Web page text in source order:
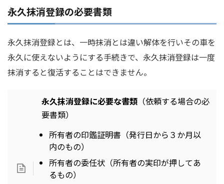
永久抹消登録の必要書類
永久抹消登録とは、一時抹消とは違い解体を行いその車を
永久に使えないようにする手続きで、永久抹消登録は一度
抹消すると復活することはできません。
永久抹消登録に必要な書類（依頼する場合の必
要書類）
所有者の印鑑証明書（発行日から３か月以
内のもの）
所有者の委任状（所有者の実印が押してあ
るもの）